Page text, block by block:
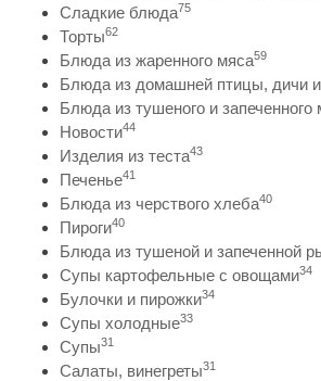
Сладкие блюда75
Торты62
Блюда из жаренного мяса59
Блюда из домашней птицы, дичи и
Блюда из тушеного и запеченного
Новости44
Изделия из теста43
Печенье41
Блюда из черствого хлеба40
Пироги40
Блюда из тушеной и запеченной
Супы картофельные с овощами34
Булочки и пирожки34
Супы холодные33
Супы31
Салаты, винегреты31